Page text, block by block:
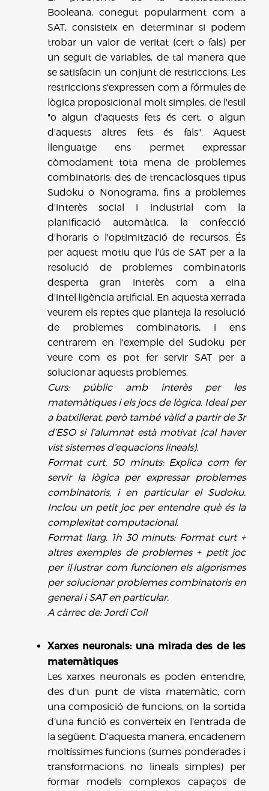
Booleana, conegut popularment com a
SAT, consisteix en determinar si podem
trobar un valor de veritat (cert o fals) per
un seguit de variables, de tal manera que
se satisfacin un conjunt de restriccions. Les
restriccions s'expressen com a fórmules de
lògica proposicional molt simples, de l'estil
"o algun d'aquests fets és cert, o algun
d'aquests altres fets és fals". Aquest
llenguatge ens permet expressar
còmodament tota mena de problemes
combinatoris: des de trencaclosques tipus
Sudoku o Nonograma, fins a problemes
d'interès social i industrial com la
planificació automàtica, la confecció
d'horaris o l'optimització de recursos. És
per aquest motiu que l'ús de SAT per a la
resolució de problemes combinatoris
desperta gran interès com a eina
d'intel·ligència artificial. En aquesta xerrada
veurem els reptes que planteja la resolució
de problemes combinatoris, i ens
centrarem en l'exemple del Sudoku per
veure com es pot fer servir SAT per a
solucionar aquests problemes.
Curs: públic amb interès per les
matemàtiques i els jocs de lògica. Ideal per
a batxillerat, però també vàlid a partir de 3r
d’ESO si l’alumnat està motivat (cal haver
vist sistemes d’equacions lineals).
Format curt, 50 minuts: Explica com fer
servir la lògica per expressar problemes
combinatoris, i en particular el Sudoku.
Inclou un petit joc per entendre què és la
complexitat computacional.
Format llarg, 1h 30 minuts: Format curt +
altres exemples de problemes + petit joc
per il·lustrar com funcionen els algorismes
per solucionar problemes combinatoris en
general i SAT en particular.
A càrrec de: Jordi Coll
Xarxes neuronals: una mirada des de les
matemàtiques
Les xarxes neuronals es poden entendre,
des d'un punt de vista matemàtic, com
una composició de funcions, on la sortida
d’una funció es converteix en l’entrada de
la següent. D’aquesta manera, encadenem
moltíssimes funcions (sumes ponderades i
transformacions no lineals simples) per
formar models complexos capaços de